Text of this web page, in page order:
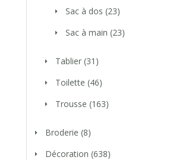
Sac à dos (23)
Sac à main (23)
Tablier (31)
Toilette (46)
Trousse (163)
Broderie (8)
Décoration (638)